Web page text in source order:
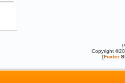
Copyright
[Foxter